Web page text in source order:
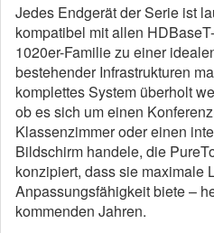
Jedes Endgerät der Serie ist
kompatibel mit allen
1020er-Familie zu einer
bestehender Infrastrukturen
komplettes System überholt
ob es sich um einen
Klassenzimmer oder einen
Bildschirm handele, die
konzipiert, dass sie maximale
Anpassungsfähigkeit biete –
kommenden Jahren.